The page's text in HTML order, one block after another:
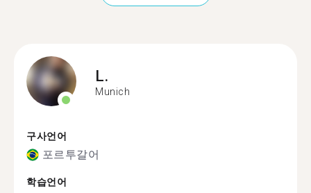
L.
Munich
구사언어
포르투갈어
학습언어